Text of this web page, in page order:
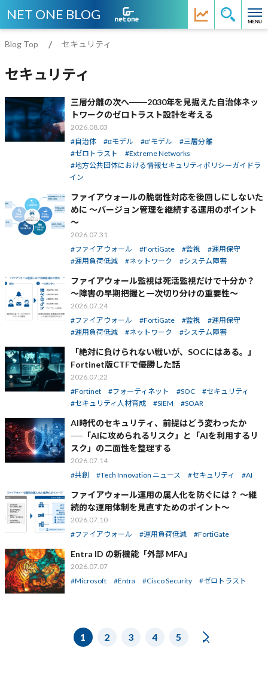
NET ONE BLOG
Blog Top セキュリティ
セキュリティ
三層分離の次へ───2030年を見据えた自治体ネッ
トワークのゼロトラスト設計を考える
2026.08.03
自治体
αモデル α'モデル
三層分離
ゼロトラスト
Extreme Networks
地方公共団体における情報セキュリティポリシーガイドラ
イン
ファイアウォールの脆弱性対応を後回しにしないた
めに ～バージョン管理を継続する運用のポイント
～
2026.07.31
ファイアウォール
FortiGate 監視
運用保守
運用負荷低減
ネットワーク システム障害
ファイアウォール監視は死活監視だけで十分か？
～障害の早期把握と一次切り分けの重要性～
2026.07.24
ファイアウォール
FortiGate 監視
運用保守
運用負荷低減
ネットワーク システム障害
「絶対に負けられない戦いが、SOCにはある。」
Fortinet版CTFで優勝した話
2026.07.22
Fortinet
フォーティネット SOC
セキュリティ
セキュリティ人材育成
SIEM SOAR
AI時代のセキュリティ、前提はどう変わったか
──「AIに攻められるリスク」と「AIを利用するリ
スク」の二面性を整理する
2026.07.14
共創
Tech Innovation ニュース セキュリティ AI
ファイアウォール運用の属人化を防ぐには？ ～継
続的な運用体制を見直すためのポイント～
2026.07.10
ファイアウォール
運用負荷低減 FortiGate
Entra ID の新機能「外部 MFA」
2026.07.07
Microsoft
Entra Cisco Security ゼロトラスト
1 2 3 4 5
NEXT